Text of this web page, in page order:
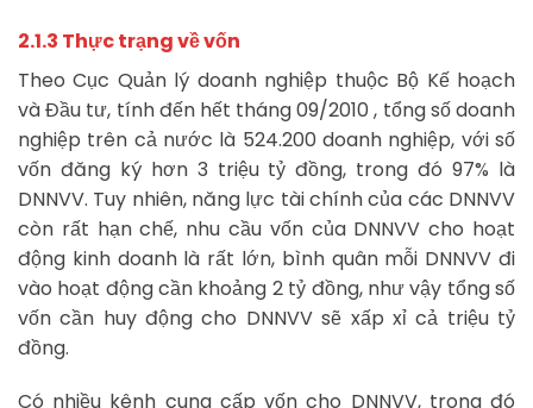
2.1.3 Thực trạng về vốn
Theo Cục Quản lý doanh nghiệp thuộc Bộ Kế hoạch
và Đầu tư, tính đến hết tháng 09/2010 , tổng số doanh
nghiệp trên cả nước là 524.200 doanh nghiệp, với số
vốn đăng ký hơn 3 triệu tỷ đồng, trong đó 97% là
DNNVV. Tuy nhiên, năng lực tài chính của các DNNVV
còn rất hạn chế, nhu cầu vốn của DNNVV cho hoạt
động kinh doanh là rất lớn, bình quân mỗi DNNVV đi
vào hoạt động cần khoảng 2 tỷ đồng, như vậy tổng số
vốn cần huy động cho DNNVV sẽ xấp xỉ cả triệu tỷ
đồng.
Có nhiều kênh cung cấp vốn cho DNNVV, trong đó